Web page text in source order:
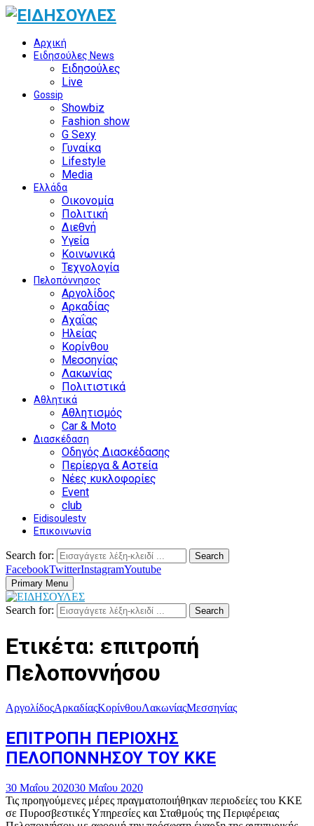
Αρχική
Ειδησούλες News
Ειδησούλες
Live
Gossip
Showbiz
Fashion show
G Sexy
Γυναίκα
Lifestyle
Media
Ελλάδα
Οικονομία
Πολιτική
Διεθνή
Υγεία
Κοινωνικά
Τεχνολογία
Πελοπόννησος
Αργολίδος
Αρκαδίας
Αχαΐας
Ηλείας
Κορίνθου
Μεσσηνίας
Λακωνίας
Πολιτιστικά
Αθλητικά
Αθλητισμός
Car & Moto
Διασκέδαση
Οδηγός Διασκέδασης
Περίεργα & Αστεία
Νέες κυκλοφορίες
Event
club
Eidisoulestv
Επικοινωνία
Search for: Search
FacebookTwitterInstagramYoutube
Primary Menu
Search for: Search
Ετικέτα: επιτροπή
Πελοποννήσου
ΑργολίδοςΑρκαδίαςΚορίνθουΛακωνίαςΜεσσηνίας
ΕΠΙΤΡΟΠΗ ΠΕΡΙΟΧΗΣ
ΠΕΛΟΠΟΝΝΗΣΟΥ ΤΟΥ ΚΚΕ
30 Μαΐου 202030 Μαΐου 2020
Τις προηγούμενες μέρες πραγματοποιήθηκαν περιοδείες του ΚΚΕ
σε Πυροσβεστικές Υπηρεσίες και Σταθμούς της Περιφέρειας